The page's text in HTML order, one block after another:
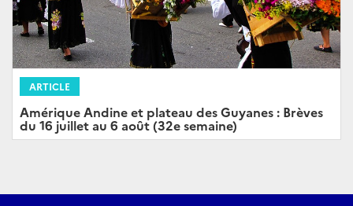
ARTICLE
Amérique Andine et plateau des Guyanes : Brèves
du 16 juillet au 6 août (32e semaine)